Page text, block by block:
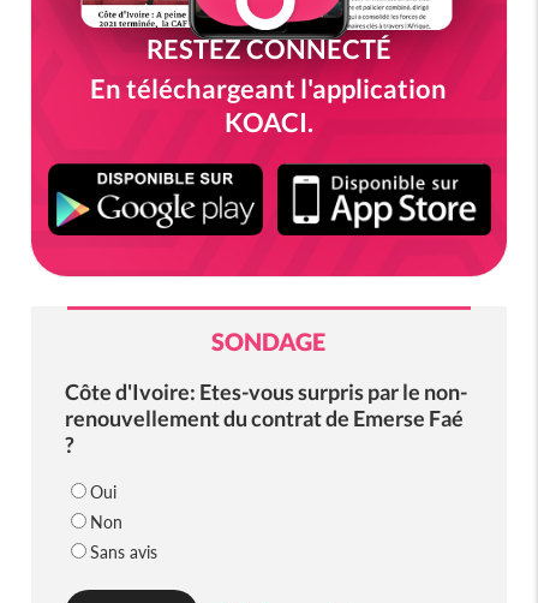
RESTEZ CONNECTÉ
En téléchargeant l'application
KOACI.
SONDAGE
Côte d'Ivoire: Etes-vous surpris par le non-
renouvellement du contrat de Emerse Faé
?
Oui
Non
Sans avis